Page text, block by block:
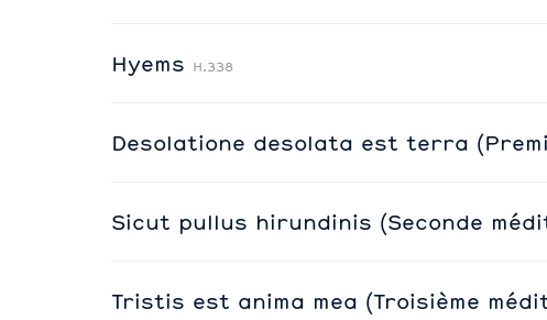
Hyems H.338
Desolatione desolata est terra
Sicut pullus hirundinis (Seconde
Tristis est anima mea (Troisième